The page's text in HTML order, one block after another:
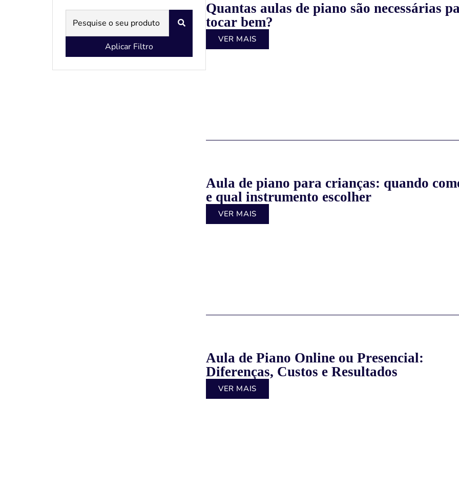
Aplicar Filtro
Quantas aulas de piano são necessárias
tocar bem?
VER MAIS
Aula de piano para crianças: quando
e qual instrumento escolher
VER MAIS
Aula de Piano Online ou Presencial:
Diferenças, Custos e Resultados
VER MAIS